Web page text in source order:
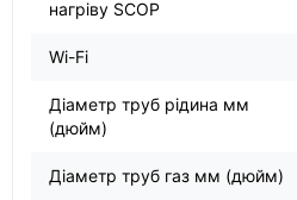
нагріву SCOP
Wi-Fi
Діаметр труб рідина мм
(дюйм)
Діаметр труб газ мм (дюйм)